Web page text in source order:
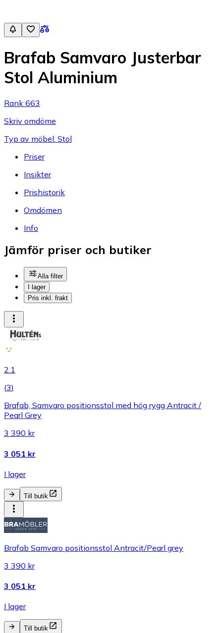
Brafab Samvaro Justerbar
Stol Aluminium
Rank 663
Skriv omdöme
Typ av möbel: Stol
Priser
Insikter
Prishistorik
Omdömen
Info
Jämför priser och butiker
Alla filter
I lager
Pris inkl. frakt
2.1
(3)
Brafab, Samvaro positionsstol med hög rygg Antracit /
Pearl Grey
3 390 kr
3 051 kr
I lager
Till butik
Brafab Samvaro positionsstol Antracit/Pearl grey
3 390 kr
3 051 kr
I lager
Till butik